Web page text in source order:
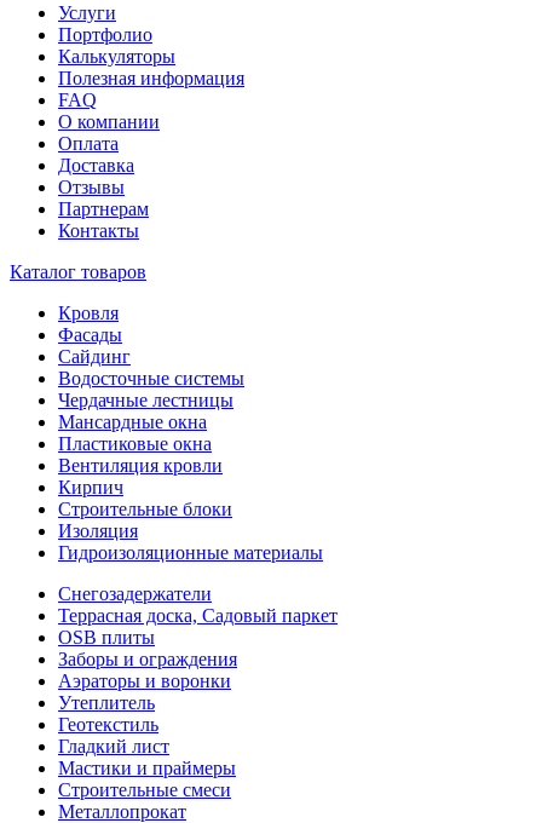
Услуги
Портфолио
Калькуляторы
Полезная информация
FAQ
О компании
Оплата
Доставка
Отзывы
Партнерам
Контакты
Каталог товаров
Кровля
Фасады
Сайдинг
Водосточные системы
Чердачные лестницы
Мансардные окна
Пластиковые окна
Вентиляция кровли
Кирпич
Строительные блоки
Изоляция
Гидроизоляционные материалы
Снегозадержатели
Террасная доска, Садовый паркет
OSB плиты
Заборы и ограждения
Аэраторы и воронки
Утеплитель
Геотекстиль
Гладкий лист
Мастики и праймеры
Строительные смеси
Металлопрокат